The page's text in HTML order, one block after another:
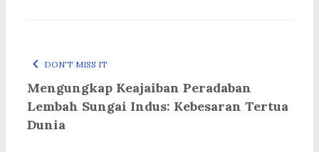
DON'T MISS IT
Mengungkap Keajaiban Peradaban
Lembah Sungai Indus: Kebesaran Tertua
Dunia